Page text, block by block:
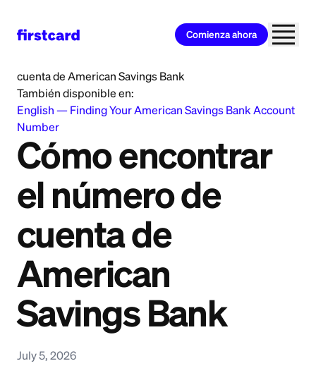
Comienza ahora
cuenta de American Savings Bank
También disponible en:
English — Finding Your American Savings Bank Account
Number
Cómo encontrar
el número de
cuenta de
American
Savings Bank
July 5, 2026